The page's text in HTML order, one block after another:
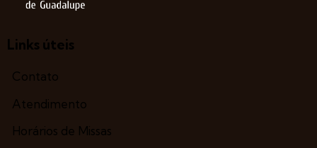
Links úteis
Contato
Atendimento
Horários de Missas